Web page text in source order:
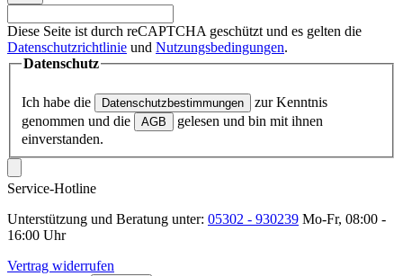
Diese Seite ist durch reCAPTCHA geschützt und es gelten die
Datenschutzrichtlinie und Nutzungsbedingungen.
Datenschutz
Ich habe die Datenschutzbestimmungen
zur Kenntnis
genommen und die
AGB
gelesen und bin mit ihnen
einverstanden.
Service-Hotline
Unterstützung und Beratung unter: 05302 - 930239 Mo-Fr, 08:00 -
16:00 Uhr
Vertrag widerrufen